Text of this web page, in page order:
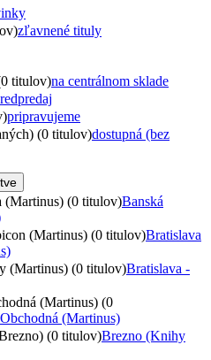
zľavnené tituly
titulov)na centrálnom sklade
pripravujeme
(0 titulov)dostupná (bez
(Martinus) (0 titulov)Banská
(Martinus) (0 titulov)Bratislava
(Martinus) (0 titulov)Bratislava -
(Martinus) (0
(Martinus)
(0 titulov)Brezno (Knihy